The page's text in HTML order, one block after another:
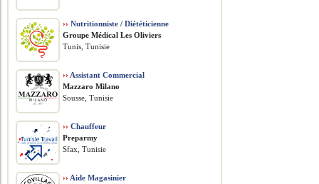
›› Nutritionniste / Diététicienne
Groupe Médical Les Oliviers
Tunis, Tunisie
›› Assistant Commercial
Mazzaro Milano
Sousse, Tunisie
›› Chauffeur
Preparmy
Sfax, Tunisie
›› Aide Magasinier